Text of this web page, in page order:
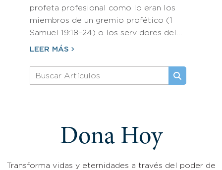
profeta profesional como lo eran los
miembros de un gremio profético (1
Samuel 19:18–24) o los servidores del…
LEER MÁS
Dona Hoy
Transforma vidas y eternidades a través del poder de